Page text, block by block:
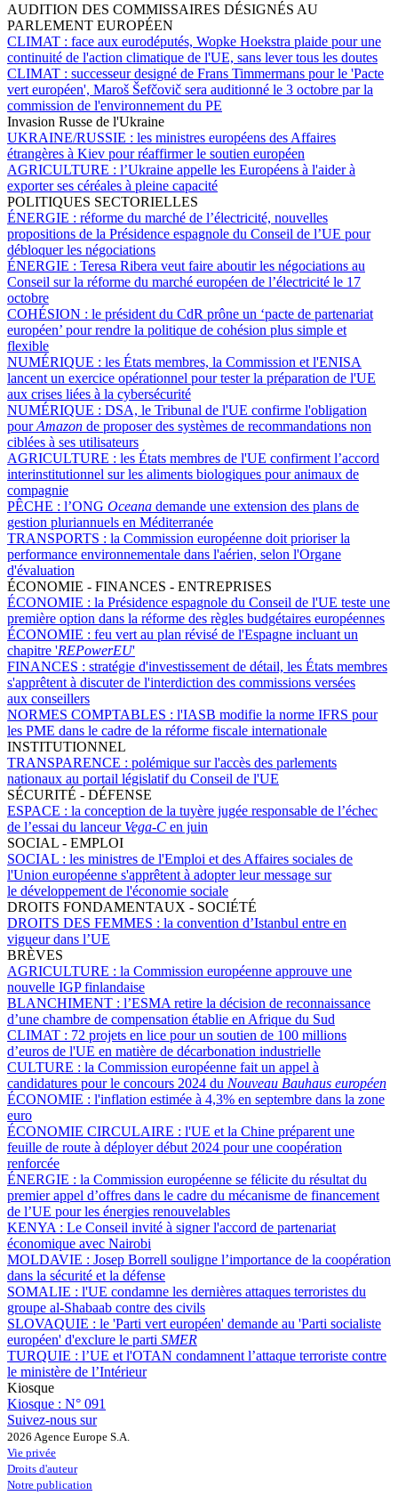
AUDITION DES COMMISSAIRES DÉSIGNÉS AU
PARLEMENT EUROPÉEN
CLIMAT : face aux eurodéputés, Wopke Hoekstra plaide pour une
continuité de l'action climatique de l'UE, sans lever tous les doutes
CLIMAT : successeur designé de Frans Timmermans pour le 'Pacte
vert européen', Maroš Šefčovič sera auditionné le 3 octobre par la
commission de l'environnement du PE
Invasion Russe de l'Ukraine
UKRAINE/RUSSIE : les ministres européens des Affaires
étrangères à Kiev pour réaffirmer le soutien européen
AGRICULTURE : l’Ukraine appelle les Européens à l'aider à
exporter ses céréales à pleine capacité
POLITIQUES SECTORIELLES
ÉNERGIE : réforme du marché de l’électricité, nouvelles
propositions de la Présidence espagnole du Conseil de l’UE pour
débloquer les négociations
ÉNERGIE : Teresa Ribera veut faire aboutir les négociations au
Conseil sur la réforme du marché européen de l’électricité le 17
octobre
COHÉSION : le président du CdR prône un ‘pacte de partenariat
européen’ pour rendre la politique de cohésion plus simple et
flexible
NUMÉRIQUE : les États membres, la Commission et l'ENISA
lancent un exercice opérationnel pour tester la préparation de l'UE
aux crises liées à la cybersécurité
NUMÉRIQUE : DSA, le Tribunal de l'UE confirme l'obligation
pourAmazon de proposer des systèmes de recommandations non
ciblées à ses utilisateurs
AGRICULTURE : les États membres de l'UE confirment l’accord
interinstitutionnel sur les aliments biologiques pour animaux de
compagnie
PÊCHE : l’ONG Oceana demande une extension des plans de
gestion pluriannuels en Méditerranée
TRANSPORTS : la Commission européenne doit prioriser la
performance environnementale dans l'aérien, selon l'Organe
d'évaluation
ÉCONOMIE - FINANCES - ENTREPRISES
ÉCONOMIE : la Présidence espagnole du Conseil de l'UE teste une
première option dans la réforme des règles budgétaires européennes
ÉCONOMIE : feu vert au plan révisé de l'Espagne incluant un
chapitre 'REPowerEU'
FINANCES : stratégie d'investissement de détail, les États membres
s'apprêtent à discuter de l'interdiction des commissions versées
aux conseillers
NORMES COMPTABLES : l'IASB modifie la norme IFRS pour
les PME dans le cadre de la réforme fiscale internationale
INSTITUTIONNEL
TRANSPARENCE : polémique sur l'accès des parlements
nationaux au portail législatif du Conseil de l'UE
SÉCURITÉ - DÉFENSE
ESPACE : la conception de la tuyère jugée responsable de l’échec
de l’essai du lanceur Vega-C en juin
SOCIAL - EMPLOI
SOCIAL : les ministres de l'Emploi et des Affaires sociales de
l'Union européenne s'apprêtent à adopter leur message sur
le développement de l'économie sociale
DROITS FONDAMENTAUX - SOCIÉTÉ
DROITS DES FEMMES : la convention d’Istanbul entre en
vigueur dans l’UE
BRÈVES
AGRICULTURE : la Commission européenne approuve une
nouvelle IGP finlandaise
BLANCHIMENT : l’ESMA retire la décision de reconnaissance
d’une chambre de compensation établie en Afrique du Sud
CLIMAT : 72 projets en lice pour un soutien de 100 millions
d’euros de l'UE en matière de décarbonation industrielle
CULTURE : la Commission européenne fait un appel à
candidatures pour le concours 2024 du Nouveau Bauhaus européen
ÉCONOMIE : l'inflation estimée à 4,3% en septembre dans la zone
euro
ÉCONOMIE CIRCULAIRE : l'UE et la Chine préparent une
feuille de route à déployer début 2024 pour une coopération
renforcée
ÉNERGIE : la Commission européenne se félicite du résultat du
premier appel d’offres dans le cadre du mécanisme de financement
de l’UE pour les énergies renouvelables
KENYA : Le Conseil invité à signer l'accord de partenariat
économique avec Nairobi
MOLDAVIE : Josep Borrell souligne l’importance de la coopération
dans la sécurité et la défense
SOMALIE : l'UE condamne les dernières attaques terroristes du
groupe al-Shabaab contre des civils
SLOVAQUIE : le 'Parti vert européen' demande au 'Parti socialiste
européen' d'exclure le parti SMER
TURQUIE : l’UE et l'OTAN condamnent l’attaque terroriste contre
le ministère de l’Intérieur
Kiosque
Kiosque : N° 091
Suivez-nous sur
2026 Agence Europe S.A.
Vie privée
Droits d'auteur
Notre publication